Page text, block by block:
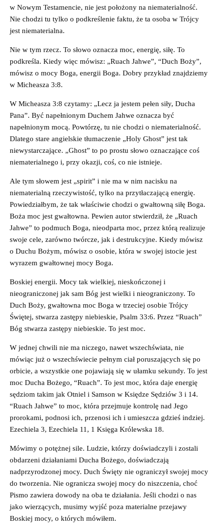
w Nowym Testamencie, nie jest położony na niematerialność.
Nie chodzi tu tylko o podkreślenie faktu, że ta osoba w Trójcy
jest niematerialna.
Nie w tym rzecz. To słowo oznacza moc, energię, siłę. To
podkreśla. Kiedy więc mówisz: „Ruach Jahwe”, “Duch Boży”,
mówisz o mocy Boga, energii Boga. Dobry przykład znajdziemy
w Micheasza 3:8.
W Micheasza 3:8 czytamy: „Lecz ja jestem pełen siły, Ducha
Pana”. Być napełnionym Duchem Jahwe oznacza być
napełnionym mocą. Powtórzę, tu nie chodzi o niematerialność.
Dlatego stare angielskie tłumaczenie „Holy Ghost” jest tak
niewystarczające. „Ghost” to po prostu słowo oznaczające coś
niematerialnego i, przy okazji, coś, co nie istnieje.
Ale tym słowem jest „spirit” i nie ma w nim nacisku na
niematerialną rzeczywistość, tylko na przytłaczającą energię.
Powiedziałbym, że tak właściwie chodzi o gwałtowną siłę Boga.
Boża moc jest gwałtowna. Pewien autor stwierdził, że „Ruach
Jahwe” to podmuch Boga, nieodparta moc, przez którą realizuje
swoje cele, zarówno twórcze, jak i destrukcyjne. Kiedy mówisz
o Duchu Bożym, mówisz o osobie, która w swojej istocie jest
wyrazem gwałtownej mocy Boga.
Boskiej energii. Mocy tak wielkiej, nieskończonej i
nieograniczonej jak sam Bóg jest wielki i nieograniczony. To
Duch Boży, gwałtowna moc Boga w trzeciej osobie Trójcy
Świętej, stwarza zastępy niebieskie, Psalm 33:6. Przez “Ruach”
Bóg stwarza zastępy niebieskie. To jest moc.
W jednej chwili nie ma niczego, nawet wszechświata, nie
mówiąc już o wszechświecie pełnym ciał poruszających się po
orbicie, a wszystkie one pojawiają się w ułamku sekundy. To jest
moc Ducha Bożego, “Ruach”. To jest moc, która daje energię
sędziom takim jak Otniel i Samson w Księdze Sędziów 3 i 14.
“Ruach Jahwe” to moc, która przejmuje kontrolę nad Jego
prorokami, podnosi ich, przenosi ich i umieszcza gdzieś indziej.
Ezechiela 3, Ezechiela 11, 1 Księga Królewska 18.
Mówimy o potężnej sile. Ludzie, którzy doświadczyli i zostali
obdarzeni działaniami Ducha Bożego, doświadczają
nadprzyrodzonej mocy. Duch Święty nie ograniczył swojej mocy
do tworzenia. Nie ogranicza swojej mocy do niszczenia, choć
Pismo zawiera dowody na oba te działania. Jeśli chodzi o nas
jako wierzących, musimy wyjść poza materialne przejawy
Boskiej mocy, o których mówiłem.